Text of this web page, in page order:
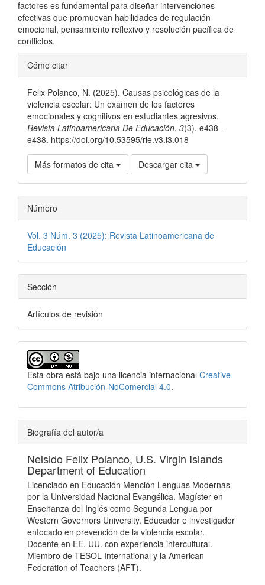
factores es fundamental para diseñar intervenciones
efectivas que promuevan habilidades de regulación
emocional, pensamiento reflexivo y resolución pacífica de
conflictos.
Detalles
del
artículo
Cómo citar
Felix Polanco, N. (2025). Causas psicológicas de la
violencia escolar: Un examen de los factores
emocionales y cognitivos en estudiantes agresivos.
Revista Latinoamericana De Educación, 3(3), e438 -
e438. https://doi.org/10.53595/rle.v3.i3.018
Más formatos de cita Descargar cita
Número
Vol. 3 Núm. 3 (2025): Revista Latinoamericana de
Educación
Sección
Artículos de revisión
Esta obra está bajo una licencia internacional Creative
Commons Atribución-NoComercial 4.0.
Biografía del autor/a
Nelsido Felix Polanco, U.S. Virgin Islands
Department of Education
Licenciado en Educación Mención Lenguas Modernas
por la Universidad Nacional Evangélica. Magíster en
Enseñanza del Inglés como Segunda Lengua por
Western Governors University. Educador e investigador
enfocado en prevención de la violencia escolar.
Docente en EE. UU. con experiencia intercultural.
Miembro de TESOL International y la American
Federation of Teachers (AFT).